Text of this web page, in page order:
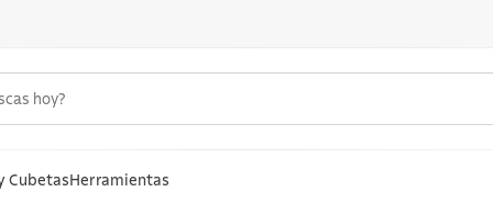
Cubetas Herramientas